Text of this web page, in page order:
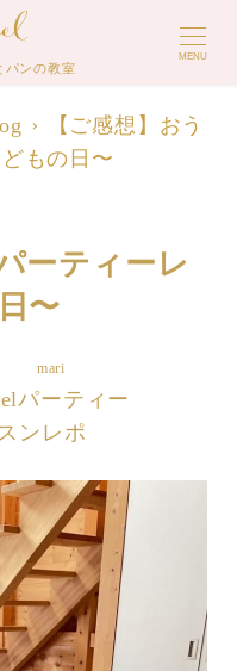
ンの教室
MENU
【ご感想】おう
もの日〜
ーティーレ
〜
者
mari
パーティー
ンレポ